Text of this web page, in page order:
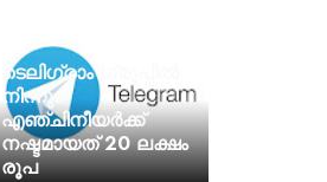
ടെലിഗ്രാം ഗ്രൂപ്പില്‍
നിന്നും
എഞ്ചിനീയര്‍ക്ക്
നഷ്ടമായത് 20 ലക്ഷം
രൂപ